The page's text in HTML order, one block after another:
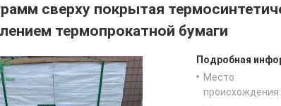
сверху покрытая
термопрокатной бумаги
Подробная
Место
происхождения: